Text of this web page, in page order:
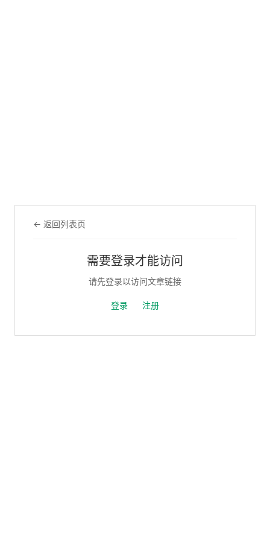
← 返回列表页
需要登录才能访问
请先登录以访问文章链接
登录 注册